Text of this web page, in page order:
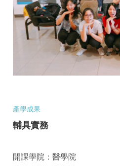
產學成果
輔具實務
開課學院：醫學院